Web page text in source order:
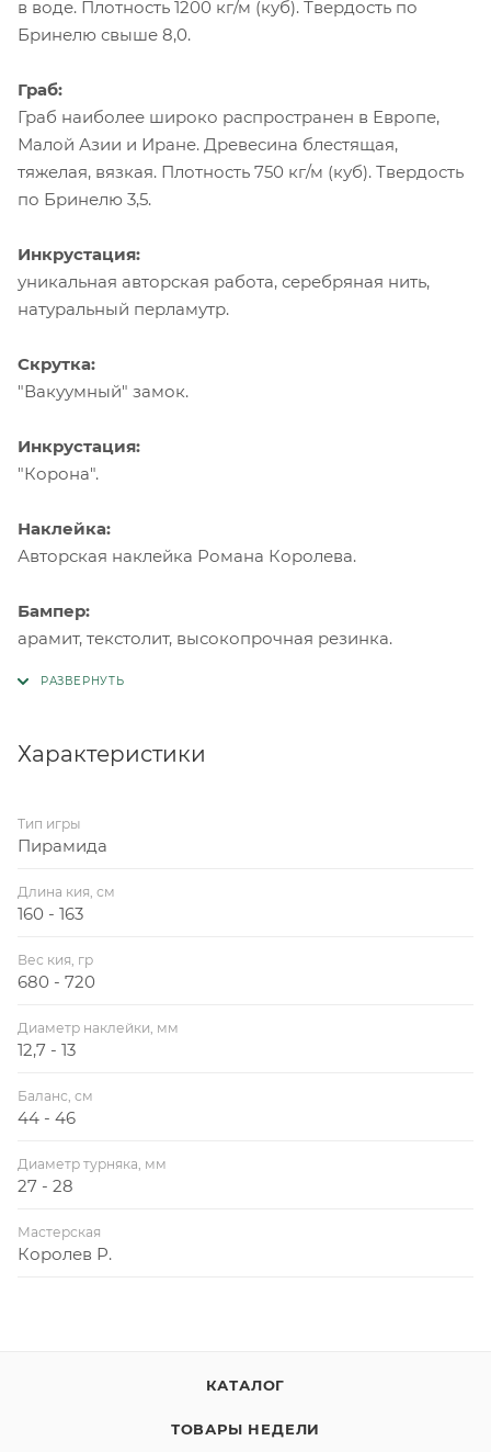
в воде. Плотность 1200 кг/м (куб). Твердость по
Бринелю свыше 8,0.
Граб:
Граб наиболее широко распространен в Европе,
Малой Азии и Иране. Древесина блестящая,
тяжелая, вязкая. Плотность 750 кг/м (куб). Твердость
по Бринелю 3,5.
Инкрустация:
уникальная авторская работа, серебряная нить,
натуральный перламутр.
Скрутка:
"Вакуумный" замок.
Инкрустация:
"Корона".
Наклейка:
Авторская наклейка Романа Королева.
Бампер:
арамит, текстолит, высокопрочная резинка.
Характеристики
Тип игры
Пирамида
Длина кия, см
160 - 163
Вес кия, гр
680 - 720
Диаметр наклейки, мм
12,7 - 13
Баланс, см
44 - 46
Диаметр турняка, мм
27 - 28
Мастерская
Королев Р.
КАТАЛОГ
ТОВАРЫ НЕДЕЛИ